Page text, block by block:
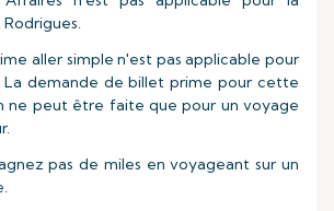
aller simple n'est pas applicable pour
La demande de billet prime pour cette
ne peut être faite que pour un voyage
pas de miles en voyageant sur un